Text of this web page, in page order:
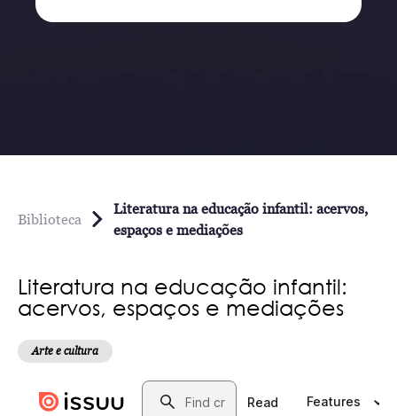
Biblioteca
Literatura na educação infantil: acervos,
espaços e mediações
Literatura na educação infantil:
acervos, espaços e mediações
Arte e cultura